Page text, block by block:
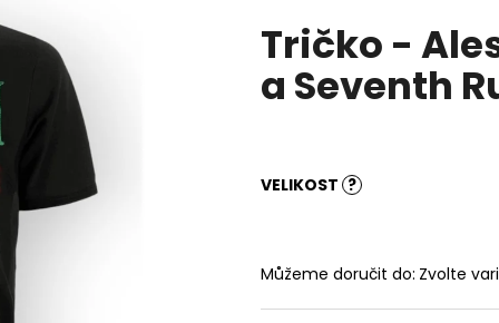
produktu
z
Tričko -
a Seventh
VELIKOST ?
Můžeme doručit do: Zvolte
HLEDAT
Doporučujeme
- MAYHEM - DAWN OF THE TRIČKO - ACID